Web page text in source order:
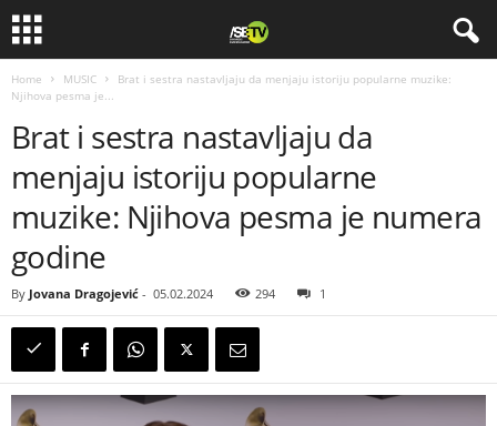
Home MUSIC
Brat i sestra nastavljaju da menjaju istoriju popularne muzike:
Njihova pesma je...
Brat i sestra nastavljaju da
menjaju istoriju popularne
muzike: Njihova pesma je numera
godine
By Jovana Dragojević - 05.02.2024 294 1